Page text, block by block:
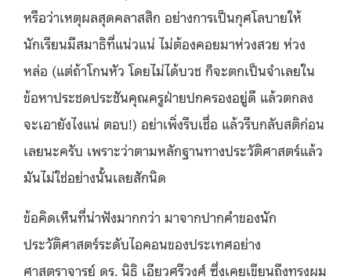
หรือว่าเหตุผลสุดคลาสสิก อย่างการเป็นกุศโลบายให้
นักเรียนมีสมาธิที่แน่วแน่ ไม่ต้องคอยมาห่วงสวย ห่วง
หล่อ (แต่ถ้าโกนหัว โดยไม่ได้บวช ก็จะตกเป็นจำเลยใน
ข้อหาประชดประชันคุณครูฝ่ายปกครองอยู่ดี แล้วตกลง
จะเอายังไงแน่ ตอบ!) อย่าเพิ่งรีบเชื่อ แล้วรีบกลับสติก่อน
เลยนะครับ เพราะว่าตามหลักฐานทางประวัติศาสตร์แล้ว
มันไม่ใช่อย่างนั้นเลยสักนิด
ข้อคิดเห็นที่น่าฟังมากกว่า มาจากปากคำของนัก
ประวัติศาสตร์ระดับไอคอนของประเทศอย่าง
ศาสตราจารย์ ดร. นิธิ เอียวศรีวงศ์ ซึ่งเคยเขียนถึงทรงผม